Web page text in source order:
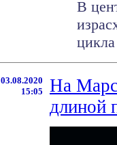
В
03.08.2020
15:05
На Марс
длиной